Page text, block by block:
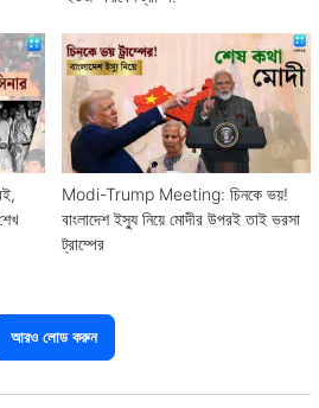
Modi-Trump Meeting: চিনকে ভয়!
বাংলাদেশ ইস্যু নিয়ে মোদীর উপরই তাই ভরসা
ট্রাম্পের
আরও লোড করুন